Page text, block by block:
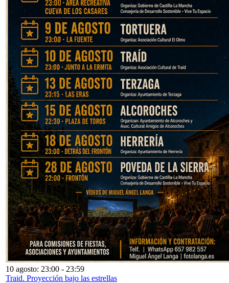
10 agosto: 23:00 - 23:59
Traid. Proyección bajo las estrellas